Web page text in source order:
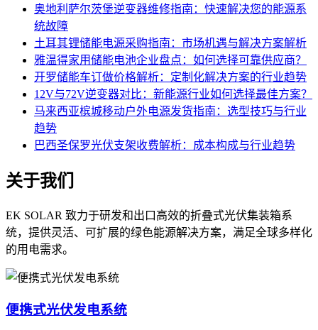
奥地利萨尔茨堡逆变器维修指南：快速解决您的能源系
统故障
土耳其锂储能电源采购指南：市场机遇与解决方案解析
雅温得家用储能电池企业盘点：如何选择可靠供应商？
开罗储能车订做价格解析：定制化解决方案的行业趋势
12V与72V逆变器对比：新能源行业如何选择最佳方案？
马来西亚槟城移动户外电源发货指南：选型技巧与行业
趋势
巴西圣保罗光伏支架收费解析：成本构成与行业趋势
关于我们
EK SOLAR 致力于研发和出口高效的折叠式光伏集装箱系
统，提供灵活、可扩展的绿色能源解决方案，满足全球多样化
的用电需求。
便携式光伏发电系统